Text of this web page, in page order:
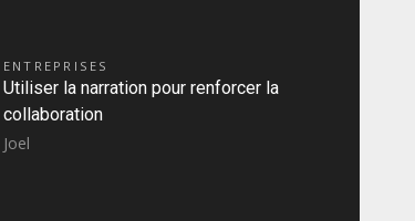
ENTREPRISES
Utiliser la narration pour renforcer la
collaboration
Joel